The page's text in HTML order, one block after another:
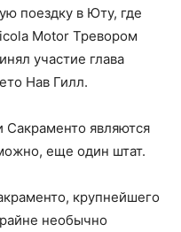
поездку в Юту, где
Motor Тревором
участие глава
Нав Гилл.
являются
еще один штат.
крупнейшего
необычно